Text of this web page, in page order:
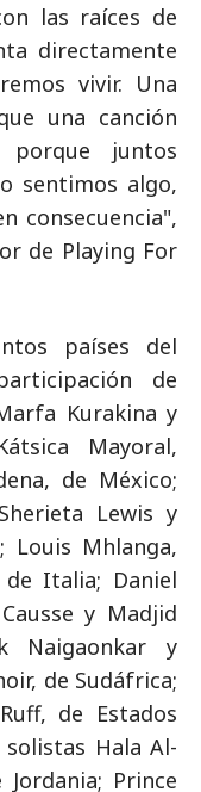
las raíces de
directamente
vivir. Una
una canción
juntos
sentimos algo,
consecuencia",
de Playing For
países del
de
Kurakina y
Mayoral,
de México;
Lewis y
Louis Mhlanga,
Italia; Daniel
y Madjid
Naigaonkar y
de Sudáfrica;
de Estados
solistas Hala Al-
Prince